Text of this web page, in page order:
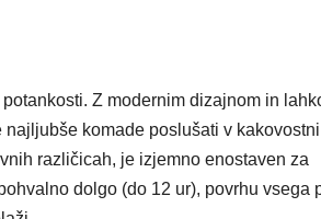
Z modernim dizajnom in
komade poslušati v kakovostni
različicah, je izjemno enostaven za
dolgo (do 12 ur), povrhu vsega